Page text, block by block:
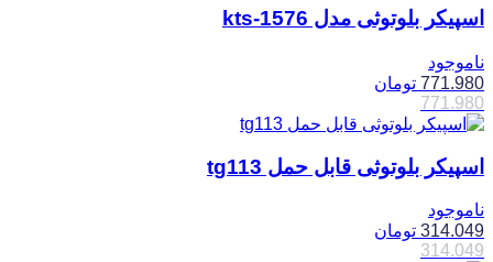
اسپیکر بلوتوثی مدل kts-1576
ناموجود
771.980 تومان
771.980
اسپیکر بلوتوثی قابل حمل tg113
ناموجود
314.049 تومان
314.049